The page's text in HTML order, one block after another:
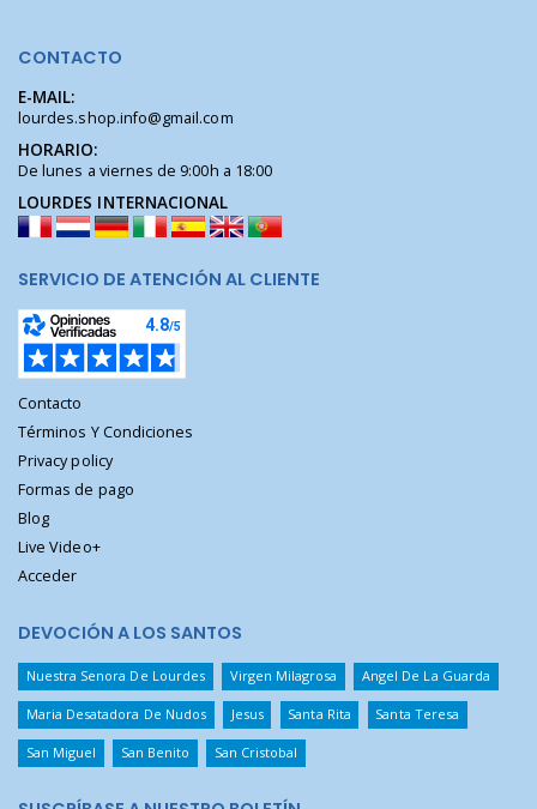
CONTACTO
E-MAIL:
lourdes.shop.info@gmail.com
HORARIO:
De lunes a viernes de 9:00h a 18:00
LOURDES INTERNACIONAL
SERVICIO DE ATENCIÓN AL CLIENTE
Contacto
Términos Y Condiciones
Privacy policy
Formas de pago
Blog
Live Video+
Acceder
DEVOCIÓN A LOS SANTOS
Nuestra Senora De Lourdes Virgen Milagrosa Angel De La Guarda
Maria Desatadora De Nudos Jesus Santa Rita Santa Teresa
San Miguel San Benito San Cristobal